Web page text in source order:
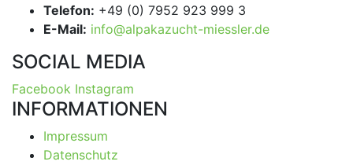
Telefon: +49 (0) 7952 923 999 3
E-Mail: info@alpakazucht-miessler.de
SOCIAL MEDIA
Facebook Instagram
INFORMATIONEN
Impres­sum
Daten­schutz